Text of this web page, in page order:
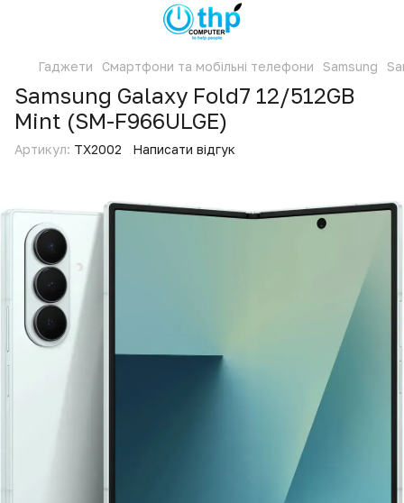
Гаджети Смартфони та мобільні телефони Samsung
Samsung Galaxy Fold7 12/512GB
Mint (SM-F966ULGE)
Артикул: TX2002 Написати відгук